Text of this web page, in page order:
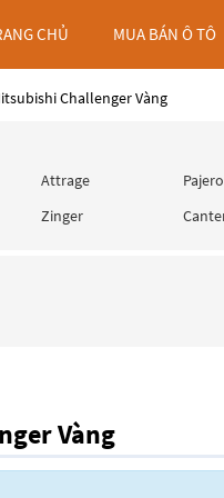
CHỦ MUA BÁN Ô TÔ
Challenger Vàng
Attrage
Zinger
Vàng